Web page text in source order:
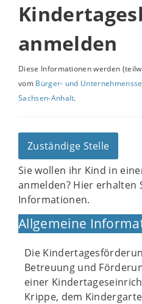
anmelden
Diese Informationen werden
vom Bürger- und
Sachsen-Anhalt.
Zuständige Stelle
Sie wollen ihr Kind in
anmelden? Hier erhalten
Informationen.
Allgemeine
Die
Betreuung und
einer
Krippe, dem